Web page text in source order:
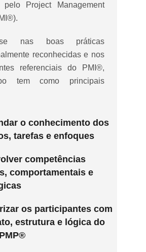
pelo Project Management
nas boas práticas
reconhecidas e nos
referenciais do PMI®,
tem como principais
o conhecimento dos
tarefas e enfoques
competências
comportamentais e
os participantes com
estrutura e lógica do